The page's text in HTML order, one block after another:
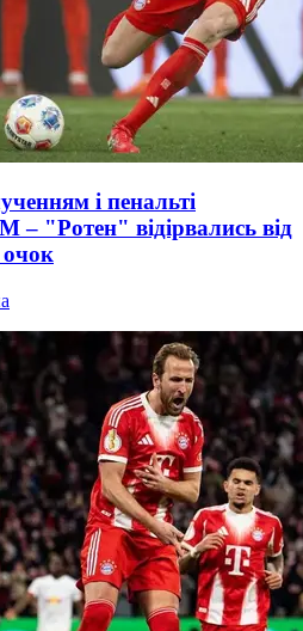
і пенальті
– "Ротен" відірвались від